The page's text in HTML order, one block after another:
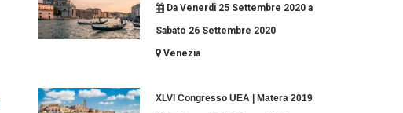
Da Venerdi 25 Settembre 2020 a
Sabato 26 Settembre 2020
Venezia
XLVI Congresso UEA | Matera 2019